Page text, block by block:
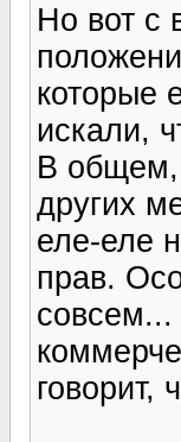
Но вот с
которые
искали,
В общем,
других
еле-еле
прав.
говорит,